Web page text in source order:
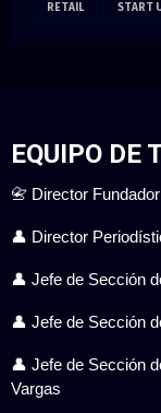
RETAIL START
EQUIPO DE
📇 Director
👤 Director
👤 Jefe de Sección
👤 Jefe de Sección
👤 Jefe de Sección
Vargas